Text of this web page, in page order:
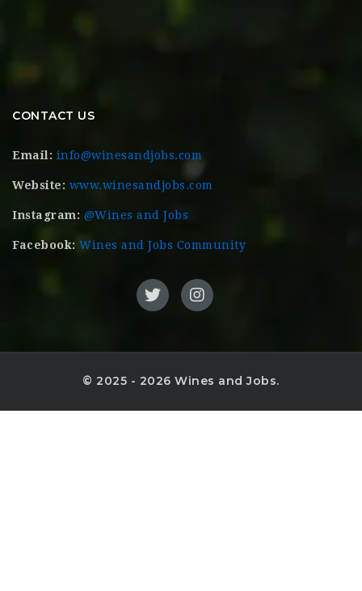
CONTACT US
Email: info@winesandjobs.com
Website: www.winesandjobs.com
Instagram: @Wines and Jobs
Facebook: Wines and Jobs Community
© 2025 - 2026 Wines and Jobs.